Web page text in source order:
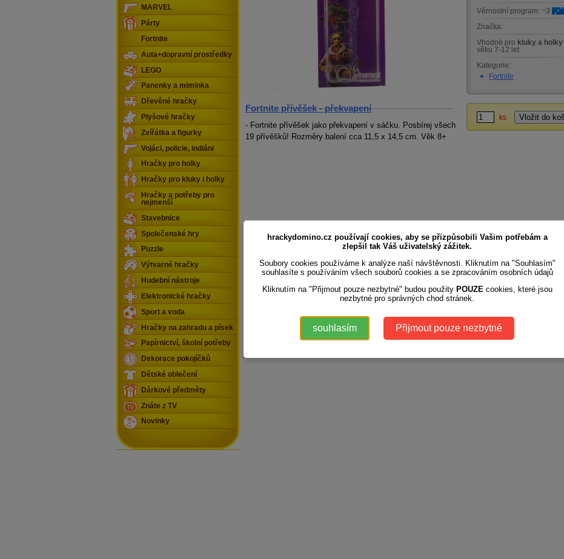
Fortnite přívěšek - překvapení
- Fortnite přívěšek jako překvapení v sáčku. Posbírej všech
19 přívěšků! Rozměry balení cca 11,5 x 14,5 cm. Věk 8+
Věrnostní program: ~3
Značka:
Vhodné pro kluky a holky
věku 7-12 let.
Kategorie:
Fortnite
ks
MARVEL
Párty
Fortnite
Auta+dopravní prostředky
LEGO
Panenky a miminka
Dřevěné hračky
Plyšové hračky
Zvířátka a figurky
Vojáci, policie, indiáni
Hračky pro holky
Hračky pro kluky i holky
Hračky a potřeby pro
nejmenší
Stavebnice
Společenské hry
Puzzle
Výtvarné hračky
Hudební nástroje
Elektronické hračky
Sport a voda
Hračky na zahradu a písek
Papírnictví, školní potřeby
Dekorace pokojíčků
Dětské oblečení
Dárkové předměty
Znáte z TV
Novinky
hrackydomino.cz používají cookies, aby se přizpůsobili Vašim potřebám a
zlepšil tak Váš uživatelský zážitek.
Soubory cookies používáme k analýze naší návštěvnosti. Kliknutím na "Souhlasím"
souhlasíte s používáním všech souborů cookies a se zpracováním osobních údajů
Kliknutím na "Přijmout pouze nezbytné" budou použity POUZE cookies, které jsou
nezbytné pro správných chod stránek.
souhlasím Přijmout pouze nezbytné